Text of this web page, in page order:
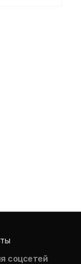
соцсетей